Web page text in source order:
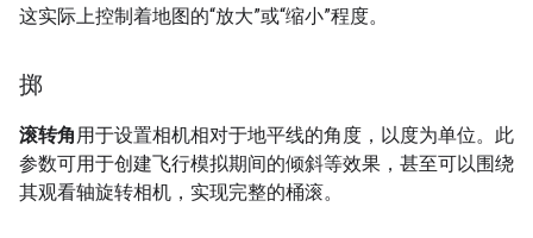
这实际上控制着地图的“放大”或“缩小”程度。
掷
滚转角 用于设置相机相对于地平线的角度，以度为单位。此
参数可用于创建飞行模拟期间的倾斜等效果，甚至可以围绕
其观看轴旋转相机，实现完整的桶滚。